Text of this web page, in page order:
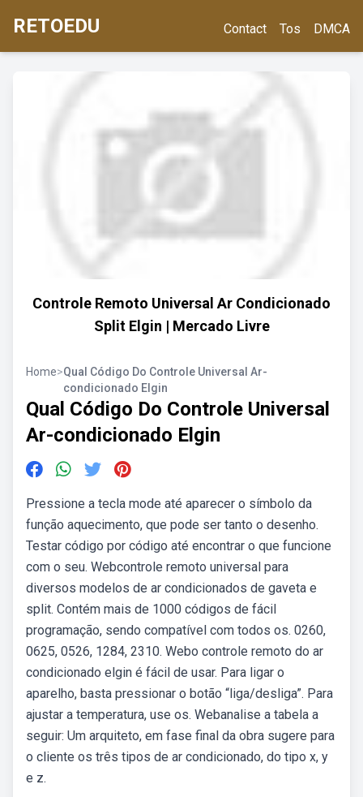
RETOEDU Contact Tos DMCA
Controle Remoto Universal Ar Condicionado
Split Elgin | Mercado Livre
Home>Qual Código Do Controle Universal Ar-
condicionado Elgin
Qual Código Do Controle Universal
Ar-condicionado Elgin
Pressione a tecla mode até aparecer o símbolo da
função aquecimento, que pode ser tanto o desenho.
Testar código por código até encontrar o que funcione
com o seu. Webcontrole remoto universal para
diversos modelos de ar condicionados de gaveta e
split. Contém mais de 1000 códigos de fácil
programação, sendo compatível com todos os. 0260,
0625, 0526, 1284, 2310. Webo controle remoto do ar
condicionado elgin é fácil de usar. Para ligar o
aparelho, basta pressionar o botão “liga/desliga”. Para
ajustar a temperatura, use os. Webanalise a tabela a
seguir: Um arquiteto, em fase final da obra sugere para
o cliente os três tipos de ar condicionado, do tipo x, y
e z.